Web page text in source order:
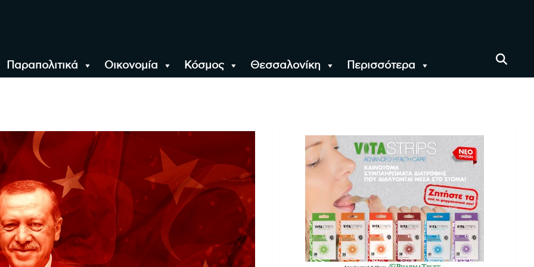
Παραπολιτικά Οικονομία Κόσμος Θεσσαλονίκη Περισσότερα